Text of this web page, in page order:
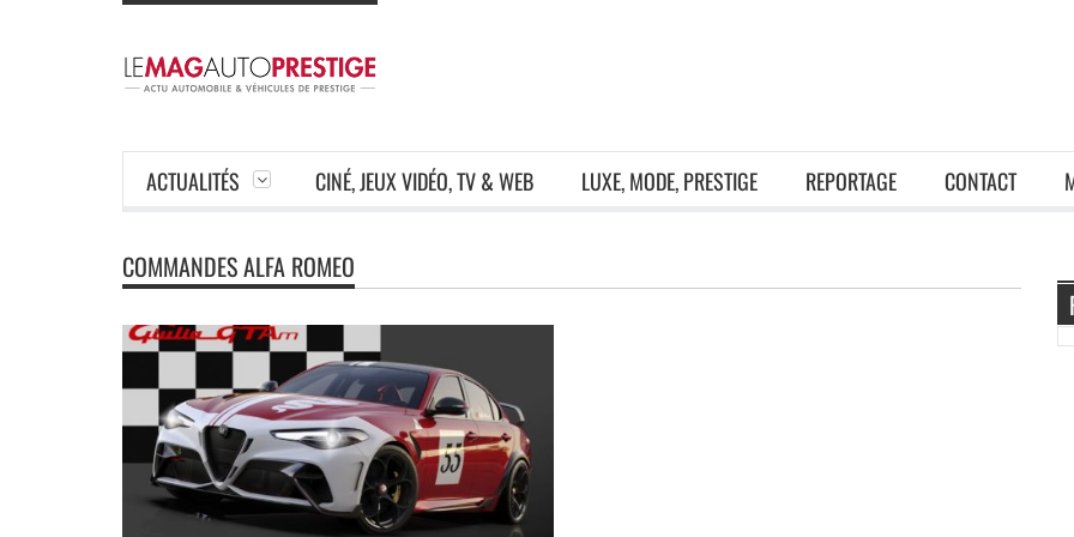
ACTUALITÉS CINÉ, JEUX VIDÉO, TV & WEB LUXE, MODE, PRESTIGE REPORTAGE CONTACT
COMMANDES ALFA ROMEO